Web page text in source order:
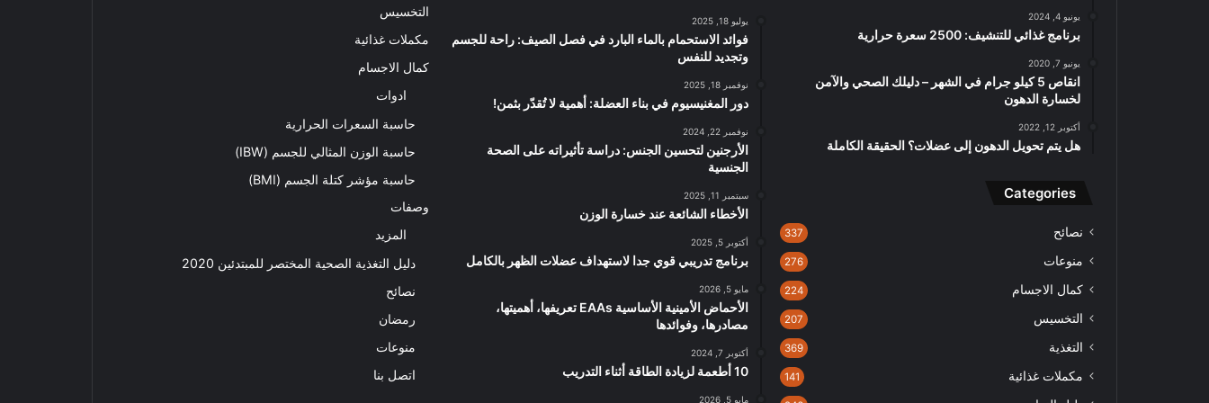
يونيو 4, 2024
برنامج غذائي للتنشيف: 2500 سعرة حرارية
يونيو 7, 2020
انقاص 5 كيلو جرام في الشهر – دليلك الصحي والآمن
لخسارة الدهون
أكتوبر 12, 2022
هل يتم تحويل الدهون إلى عضلات؟ الحقيقة الكاملة
Categories
نصائح 337
منوعات 276
كمال الاجسام 224
التخسيس 207
التغذية 369
مكملات غذائية 141
يوليو 18, 2025
فوائد الاستحمام بالماء البارد في فصل الصيف: راحة للجسم
وتجديد للنفس
نوفمبر 18, 2025
دور المغنيسيوم في بناء العضلة: أهمية لا تُقدّر بثمن!
نوفمبر 22, 2024
الأرجنين لتحسين الجنس: دراسة تأثيراته على الصحة
الجنسية
سبتمبر 11, 2025
الأخطاء الشائعة عند خسارة الوزن
أكتوبر 5, 2025
برنامج تدريبي قوي جدا لاستهداف عضلات الظهر بالكامل
مايو 5, 2026
الأحماض الأمينية الأساسية EAAs تعريفها، أهميتها،
مصادرها، وفوائدها
أكتوبر 7, 2024
10 أطعمة لزيادة الطاقة أثناء التدريب
مايو 5, 2026
التخسيس
مكملات غذائية
كمال الاجسام
ادوات
حاسبة السعرات الحرارية
حاسبة الوزن المثالي للجسم (IBW)
حاسبة مؤشر كتلة الجسم (BMI)
وصفات
المزيد
دليل التغذية الصحية المختصر للمبتدئين 2020​
نصائح
رمضان
منوعات
اتصل بنا